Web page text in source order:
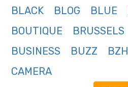
BLACK
BLOG BLUE
BOUTIQUE
BRUSSELS
BUSINESS
BUZZ BZH
CAMERA